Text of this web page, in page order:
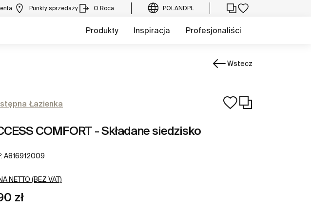
Punkty sprzedaży O Roca POLANDPL
Produkty Inspiracja Profesjonaliści
Wstecz
Łazienka
COMFORT - Składane siedzisko
A816912009
NETTO (BEZ VAT)
zł